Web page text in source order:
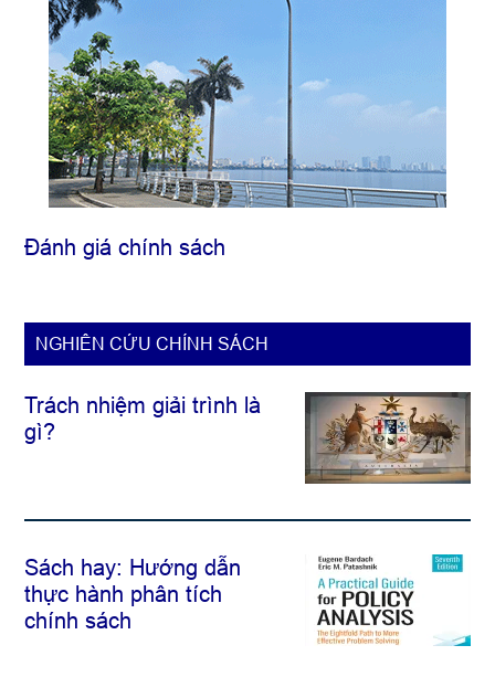
Đánh giá chính sách
NGHIÊN CỨU CHÍNH SÁCH
Trách nhiệm giải trình là
gì?
Sách hay: Hướng dẫn
thực hành phân tích
chính sách